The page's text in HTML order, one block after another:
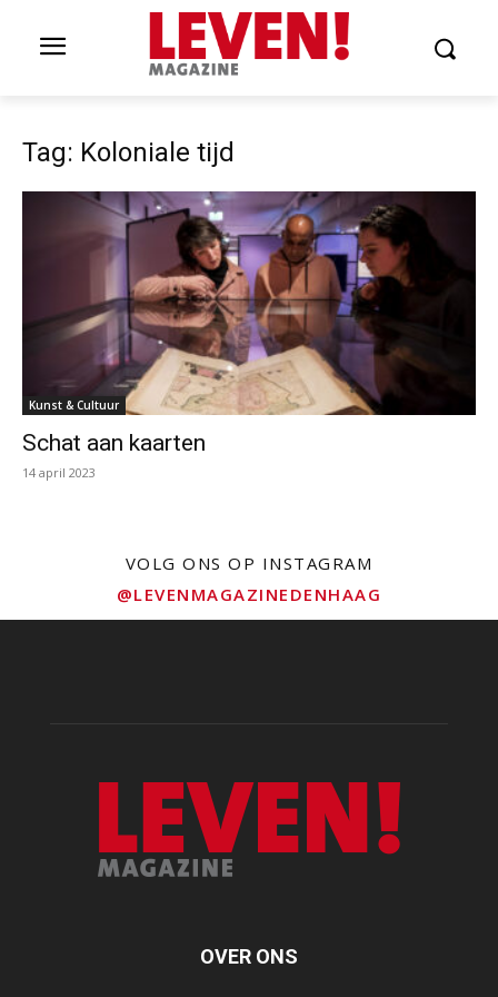
Tag: Koloniale tijd
Kunst & Cultuur
Schat aan kaarten
14 april 2023
VOLG ONS OP INSTAGRAM
@LEVENMAGAZINEDENHAAG
OVER ONS